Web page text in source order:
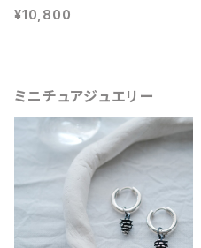
¥10,800
ミニチュアジュエリー